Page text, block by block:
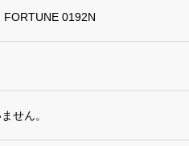
FORTUNE 0192N
せん。